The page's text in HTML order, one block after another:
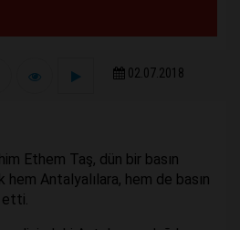
02.07.2018
Ethem Taş, dün bir basın
Antalyalılara, hem de basın
etti.